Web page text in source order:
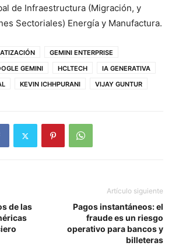
de Infraestructura (Migración, y
Sectoriales) Energía y Manufactura.
GEMINI ENTERPRISE
GEMINI HCLTECH
IA GENERATIVA
KEVIN ICHHPURANI VIJAY GUNTUR
de las
Artículo siguiente
Pagos instantáneos: el
fraude es un riesgo
operativo para bancos y
billeteras